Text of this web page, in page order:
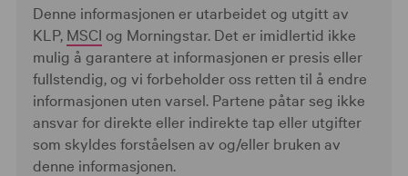
Denne informasjonen er utarbeidet og utgitt av
KLP, MSCI og Morningstar. Det er imidlertid ikke
mulig å garantere at informasjonen er presis eller
fullstendig, og vi forbeholder oss retten til å endre
informasjonen uten varsel. Partene påtar seg ikke
ansvar for direkte eller indirekte tap eller utgifter
som skyldes forståelsen av og/eller bruken av
denne informasjonen.